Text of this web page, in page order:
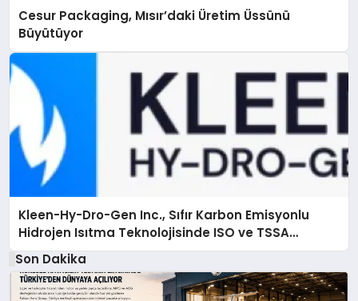
Cesur Packaging, Mısır’daki Üretim Üssünü
Büyütüyor
Kleen-Hy-Dro-Gen Inc., Sıfır Karbon Emisyonlu
Hidrojen Isıtma Teknolojisinde ISO ve TSSA
Düzenleyici Onaylarını Aldı
Son Dakika